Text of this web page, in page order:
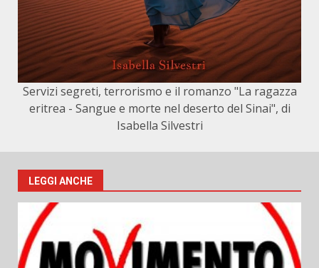
Servizi segreti, terrorismo e il romanzo "La ragazza
eritrea - Sangue e morte nel deserto del Sinai", di
Isabella Silvestri
LEGGI ANCHE